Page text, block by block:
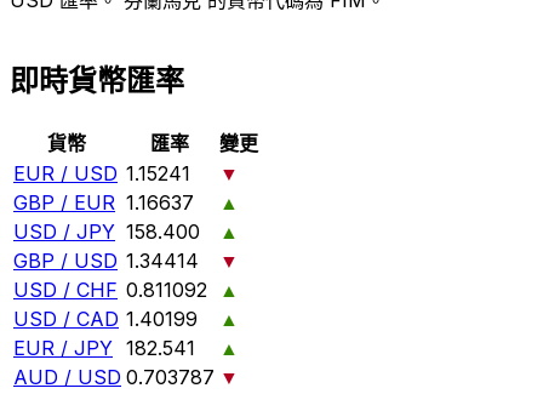
即時貨幣匯率
貨幣 匯率
變更
EUR / USD 1.15241
▼
GBP / EUR 1.16637
▲
USD / JPY 158.400
▲
GBP / USD 1.34414
▼
USD / CHF 0.811092
▲
USD / CAD 1.40199
▲
EUR / JPY 182.541
▲
AUD / USD 0.703787 ▼